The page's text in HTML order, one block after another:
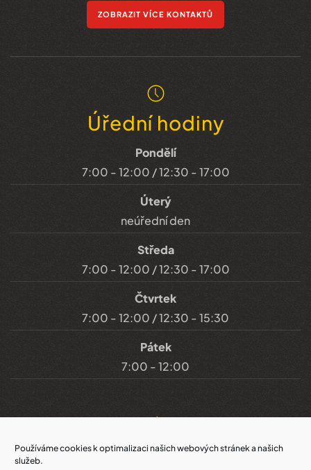
Používáme cookies k optimalizaci našich webových stránek a našich
služeb.
ZOBRAZIT VÍCE KONTAKTŮ
Úřední hodiny
Pondělí
7:00 - 12:00 / 12:30 - 17:00
Úterý
neúřední den
Středa
7:00 - 12:00 / 12:30 - 17:00
Čtvrtek
7:00 - 12:00 / 12:30 - 15:30
Pátek
7:00 - 12:00
Důležité odkazy